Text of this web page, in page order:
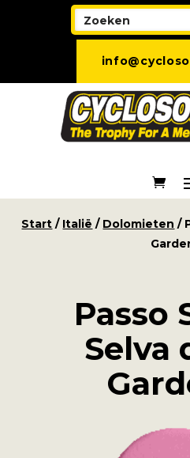
Start / Italië / Dolomieten /
Passo
Selva